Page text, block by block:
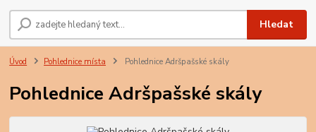
Hledat
Úvod Pohlednice místa Pohlednice Adršpašské skály
Pohlednice Adršpašské skály